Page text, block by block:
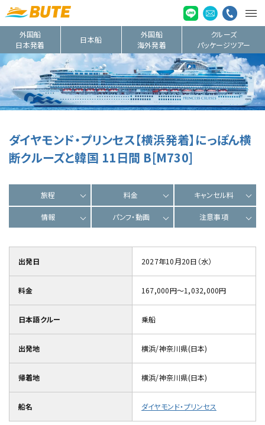
外国船
日本発着
日本船
外国船
海外発着
クルーズ
パッケージツアー
ダイヤモンド・プリンセス【横浜発着】にっぽん横
断クルーズと韓国 11日間 B[M730]
旅程 料金 キャンセル料
情報 パンフ・動画 注意事項
出発日 2027年10月20日（水）
料金 167,000円～1,032,000円
日本語クルー 乗船
出発地 横浜/神奈川県(日本)
帰着地 横浜/神奈川県(日本)
船名 ダイヤモンド・プリンセス